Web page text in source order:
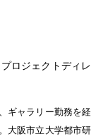
ロジェクトディレ
ギャラリー勤務を経
大阪市立大学都市研